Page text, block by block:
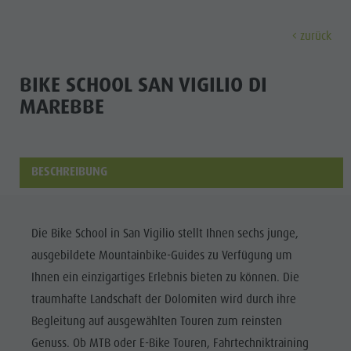
DIE DÖRFER
KULTUR
DER
KRONPLATZ
DIE
DOLOMITEN
Kronplatz
Die Dörfer
Die
Dolomiten
Naturpark
Die Dörfer
Der Kronplatz
Der Kronplatz
Die Dörfer
Die Dolomiten
Naturpark Fanes-Sennes-Prags
Naturpark Puez-Geisler
Geführte Wanderungen und Veranstaltungen
Kinder und Familien
Kinder und Familien
Wandern
Biken
Pilze sammeln
A - Z
Unterkunft Buchen
Anreise
Veranstaltungen
Ideen bei Schlechtwetter
Guest Pass
Nachhaltigkeit
Umwelt
Gesellschaft
GSTC zertifizierte Hotels
Linkedin
zurück
BIKE SCHOOL SAN VIGILIO DI
MAREBBE
BESCHREIBUNG
Die Bike School in San Vigilio stellt Ihnen sechs junge,
ausgebildete Mountainbike-Guides zu Verfügung um
Ihnen ein einzigartiges Erlebnis bieten zu können. Die
traumhafte Landschaft der Dolomiten wird durch ihre
Begleitung auf ausgewählten Touren zum reinsten
Genuss. Ob MTB oder E-Bike Touren, Fahrtechniktraining